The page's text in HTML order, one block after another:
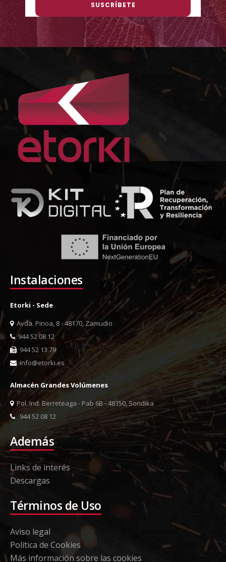
Instalaciones
Etorki - Sede
Avda. Pinoa, 8 - 48170, Zamudio
944 52 08 12
944 52 13 79
info@etorki.es
Almacén Grandes Volúmenes
Pol. Ind. Berreteaga - Pab 6B - 48150, Sondika
944 52 08 12
Además
Links de interés
Descargas
Términos de Uso
Aviso legal
Política de Cookies
Más información sobre las cookies